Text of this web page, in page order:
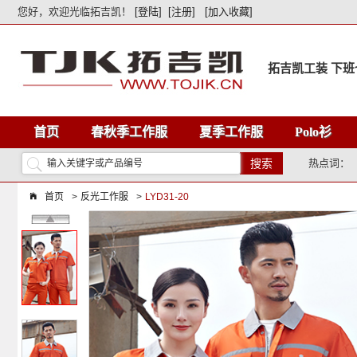
您好，欢迎光临拓吉凯！ [登陆] [注册] [加入收藏]
拓吉凯工装 下
首页 春秋季工作服 夏季工作服 Polo衫
搜索 热点词：
首页 > 反光工作服 > LYD31-20